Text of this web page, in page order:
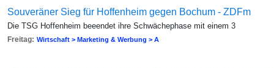
Souveräner Sieg für Hoffenheim gegen Bochum - ZDFm
Die TSG Hoffenheim beeendet ihre Schwächephase mit einem 3
Freitag: Wirtschaft > Marketing & Werbung > A